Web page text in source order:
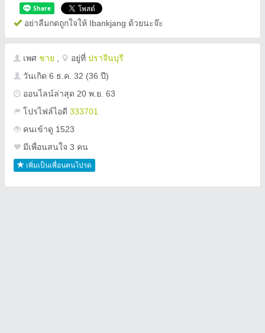
อย่าลืมกดถูกใจให้ Ibankjang ด้วยนะจ๊ะ
เพศ ชาย อยู่ที่ ปราจีนบุรี
วันเกิด 6 ธ.ค. 32 (36 ปี)
ออนไลน์ล่าสุด 20 พ.ย. 63
โปรไฟล์ไอดี 333701
คนเข้าดู 1523
มีเพื่อนสนใจ 3 คน
เพิ่มเป็นเพื่อนคนโปรด